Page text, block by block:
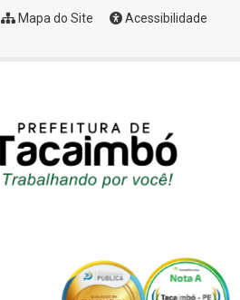
Mapa do Site
Acessibilidade